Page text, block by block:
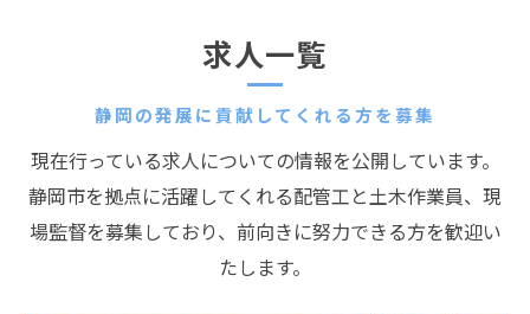
静岡の発展に貢献してくれる方を募集
求人一覧
現在行っている求人についての情報を公開しています。
静岡市を拠点に活躍してくれる配管工と土木作業員、現
場監督を募集しており、前向きに努力できる方を歓迎い
たします。